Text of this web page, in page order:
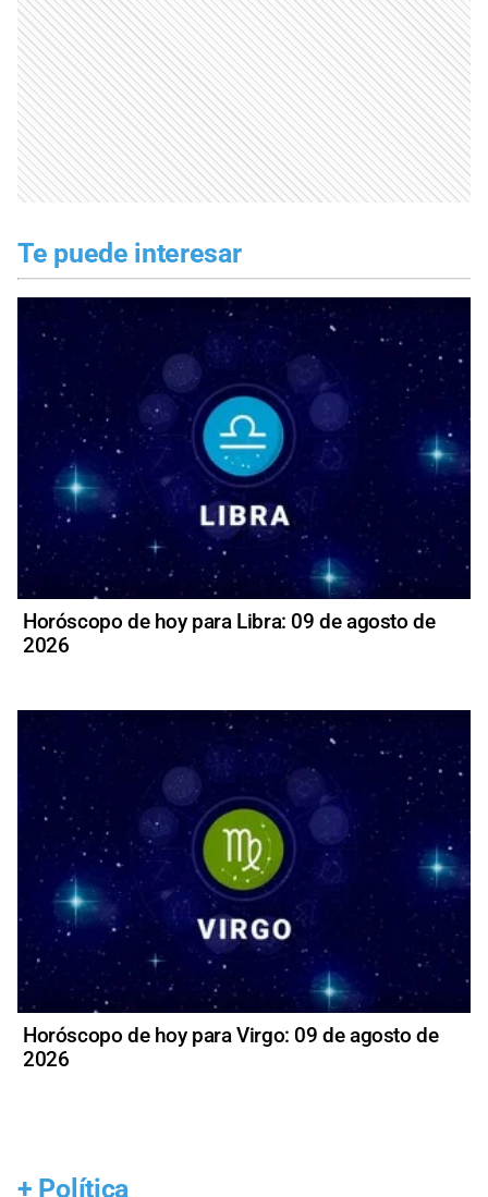
Te puede interesar
Horóscopo de hoy para Libra: 09 de agosto de
2026
Horóscopo de hoy para Virgo: 09 de agosto de
2026
+ Política